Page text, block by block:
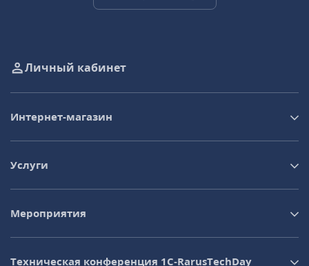
Личный кабинет
Интернет-магазин
Услуги
Мероприятия
Техническая конференция 1C‑RarusTechDay